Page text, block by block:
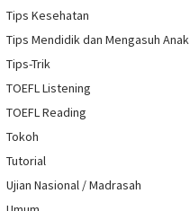
Tips Kesehatan
Tips Mendidik dan Mengasuh Anak
Tips-Trik
TOEFL Listening
TOEFL Reading
Tokoh
Tutorial
Ujian Nasional / Madrasah